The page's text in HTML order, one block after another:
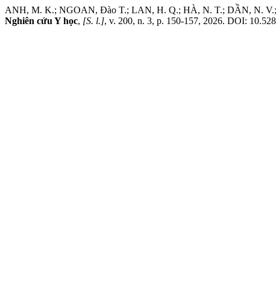
ANH, M. K.; NGOAN, Đào T.; LAN, H. Q.; HÀ, N. T.; DẦN, N. V.;
Nghiên cứu Y học, [S. l.], v. 200, n. 3, p. 150-157, 2026. DOI: